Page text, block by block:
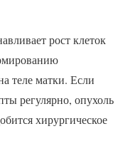
рост клеток
теле матки. Если
регулярно, опухоль
хирургическое